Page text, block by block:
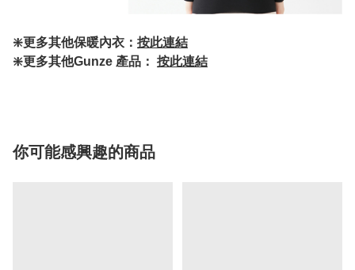
❇️更多其他保暖內衣： 按此連結
❇️更多其他Gunze 產品： 按此連結
你可能感興趣的商品